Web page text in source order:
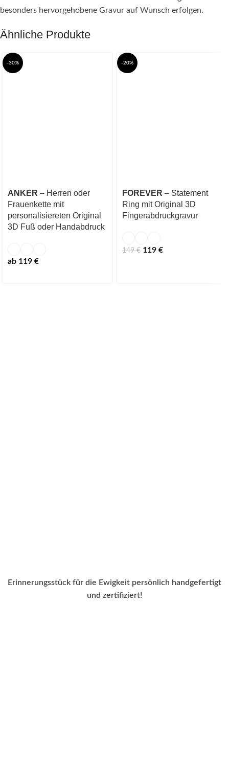
besonders hervorgehobene Gravur auf Wunsch erfolgen.
Ähnliche Produkte
-30%
ANKER – Herren oder
Frauenkette mit
personalisiereten Original
3D Fuß oder Handabdruck
ab 119 €
-20%
FOREVER – Statement
Ring mit Original 3D
Fingerabdruckgravur
149€ 119 €
Erinnerungsstück für die Ewigkeit persönlich handgefertigt
und zertifiziert!